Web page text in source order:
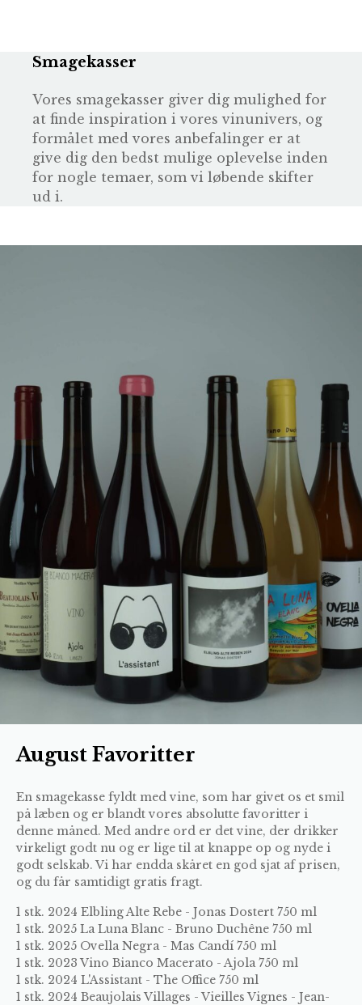
Smagekasser
Vores smagekasser giver dig mulighed for
at finde inspiration i vores vinunivers, og
formålet med vores anbefalinger er at
give dig den bedst mulige oplevelse inden
for nogle temaer, som vi løbende skifter
ud i.
August Favoritter
En smagekasse fyldt med vine, som har givet os et smil
på læben og er blandt vores absolutte favoritter i
denne måned. Med andre ord er det vine, der drikker
virkeligt godt nu og er lige til at knappe op og nyde i
godt selskab. Vi har endda skåret en god sjat af prisen,
og du får samtidigt gratis fragt.
1 stk. 2024 Elbling Alte Rebe - Jonas Dostert 750 ml
1 stk. 2025 La Luna Blanc - Bruno Duchêne 750 ml
1 stk. 2025 Ovella Negra - Mas Candí 750 ml
1 stk. 2023 Vino Bianco Macerato - Ajola 750 ml
1 stk. 2024 L'Assistant - The Office 750 ml
1 stk. 2024 Beaujolais Villages - Vieilles Vignes - Jean-